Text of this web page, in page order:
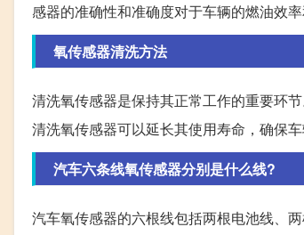
感器的准确性和准确度对于车辆的燃油效率
氧传感器清洗方法
清洗氧传感器是保持其正常工作的重要环
清洗氧传感器可以延长其使用寿命，确保车
汽车六条线氧传感器分别是什么线?
汽车氧传感器的六根线包括两根电池线、